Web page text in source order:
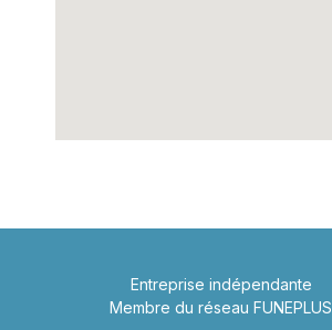
Entreprise indépendante
Membre du réseau FUNEPLUS